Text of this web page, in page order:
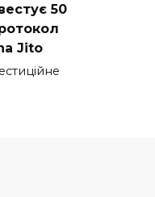
50
Jito